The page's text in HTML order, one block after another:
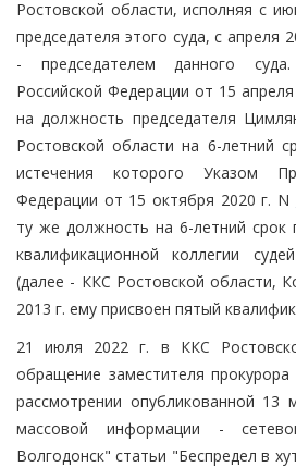
Ростовской области, исполняя с
председателя этого суда, с апреля
- председателем данного
Российской Федерации от 15
на должность председателя
Ростовской области на 6-летний
истечения которого Указом
Федерации от 15 октября 2020 г. N
ту же должность на 6-летний
квалификационной коллегии
(далее - ККС Ростовской области,
2013 г. ему присвоен пятый
21 июля 2022 г. в ККС
обращение заместителя
рассмотрении опубликованной 13
массовой информации -
Волгодонск" статьи "Беспредел в